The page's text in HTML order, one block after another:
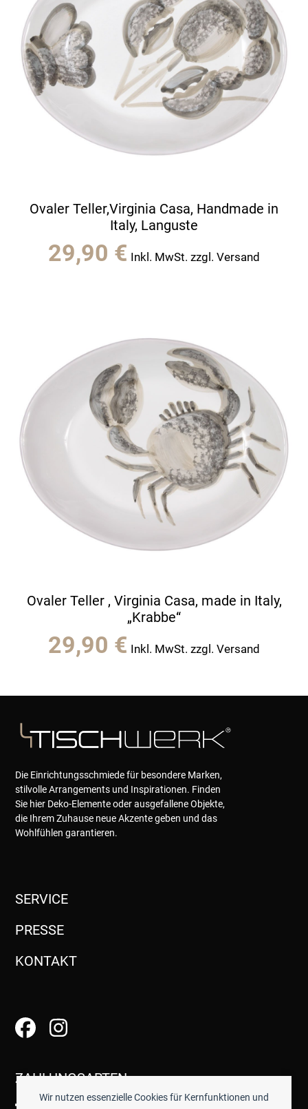
Wir nutzen essenzielle Cookies für Kernfunktionen und
Ovaler Teller,Virginia Casa, Handmade in
Italy, Languste
29,90 € Inkl. MwSt. zzgl. Versand
Ovaler Teller , Virginia Casa, made in Italy,
„Krabbe“
29,90 € Inkl. MwSt. zzgl. Versand
Die Einrichtungsschmiede für besondere Marken,
stilvolle Arrangements und Inspirationen. Finden
Sie hier Deko-Elemente oder ausgefallene Objekte,
die Ihrem Zuhause neue Akzente geben und das
Wohlfühlen garantieren.
SERVICE
PRESSE
KONTAKT
ZAHLUNGSARTEN